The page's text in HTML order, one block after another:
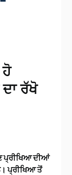
ਰੱਖੋ
ਪ੍ਰੀਖਿਆ ਦੀਆਂ
ਪ੍ਰੀਖਿਆ ਤੋਂ